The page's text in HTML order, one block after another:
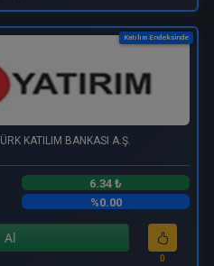
Katılım Endeksinde
KATILIM BANKASI A.Ş.
6.34 ₺
%0.00
Al
0